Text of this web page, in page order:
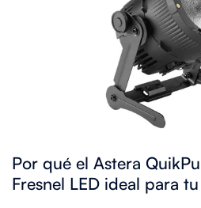
Por qué el Astera
Fresnel LED ideal para